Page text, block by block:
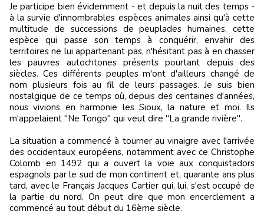
Je participe bien évidemment - et depuis la nuit des temps -
à la survie d'innombrables espèces animales ainsi qu'à cette
multitude de successions de peuplades humaines, cette
espèce qui passe son temps à conquérir, envahir des
territoires ne lui appartenant pas, n'hésitant pas à en chasser
les pauvres autochtones présents pourtant depuis des
siècles. Ces différents peuples m'ont d'ailleurs changé de
nom plusieurs fois au fil de leurs passages. Je suis bien
nostalgique de ce temps où, depuis des centaines d'années,
nous vivions en harmonie les Sioux, la nature et moi. Ils
m'appelaient "Ne Tongo" qui veut dire "La grande rivière".
La situation a commencé à tourner au vinaigre avec l'arrivée
des occidentaux européens, notamment avec ce Christophe
Colomb en 1492 qui a ouvert la voie aux conquistadors
espagnols par le sud de mon continent et, quarante ans plus
tard, avec le Français Jacques Cartier qui, lui, s'est occupé de
la partie du nord. On peut dire que mon encerclement a
commencé au tout début du 16ème siècle.